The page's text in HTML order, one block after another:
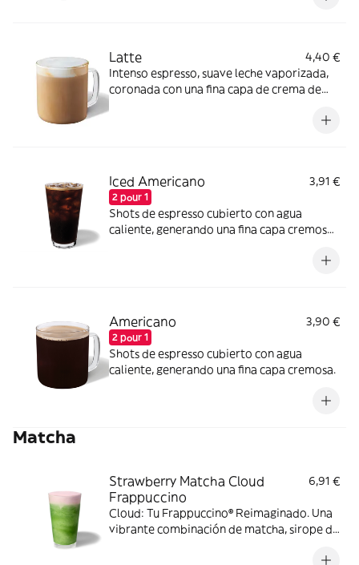
Latte
4,40 €
Intenso espresso, suave leche vaporizada,
coronada con una fina capa de crema de
Iced Americano
2 pour 1
3,91 €
Shots de espresso cubierto con agua
caliente, generando una fina capa cremosa
Americano
2 pour 1
3,90 €
Shots de espresso cubierto con agua
caliente, generando una fina capa cremosa.
Matcha
Strawberry Matcha Cloud
Frappuccino
6,91 €
Cloud: Tu Frappuccino® Reimaginado. Una
vibrante combinación de matcha, sirope de